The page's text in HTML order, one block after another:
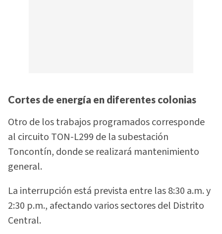
Cortes de energía en diferentes colonias
Otro de los trabajos programados corresponde
al circuito TON-L299 de la subestación
Toncontín, donde se realizará mantenimiento
general.
La interrupción está prevista entre las 8:30 a.m. y
2:30 p.m., afectando varios sectores del Distrito
Central.